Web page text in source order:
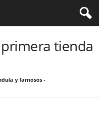
tienda
y famosos -